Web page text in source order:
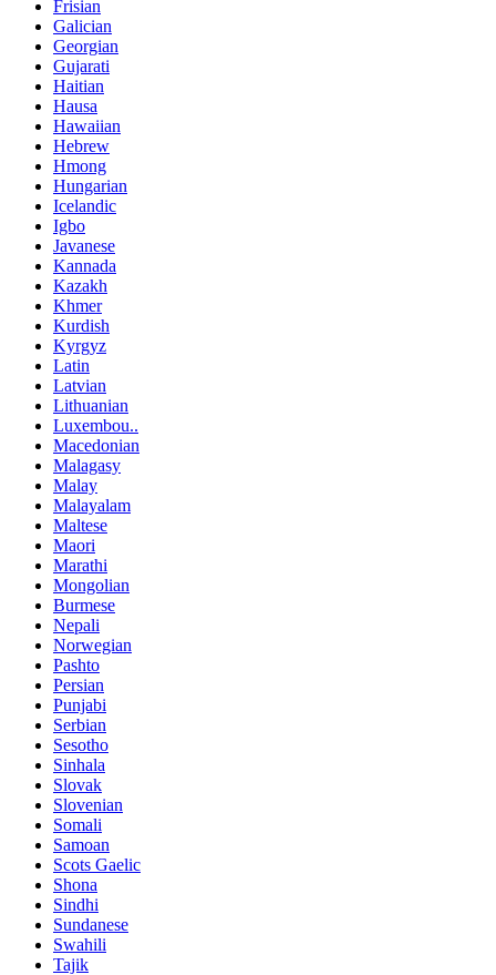
Frisian
Galician
Georgian
Gujarati
Haitian
Hausa
Hawaiian
Hebrew
Hmong
Hungarian
Icelandic
Igbo
Javanese
Kannada
Kazakh
Khmer
Kurdish
Kyrgyz
Latin
Latvian
Lithuanian
Luxembou..
Macedonian
Malagasy
Malay
Malayalam
Maltese
Maori
Marathi
Mongolian
Burmese
Nepali
Norwegian
Pashto
Persian
Punjabi
Serbian
Sesotho
Sinhala
Slovak
Slovenian
Somali
Samoan
Scots Gaelic
Shona
Sindhi
Sundanese
Swahili
Tajik